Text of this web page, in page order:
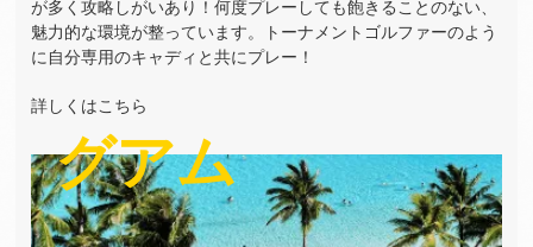
が多く攻略しがいあり！何度プレーしても飽きることのない、
魅力的な環境が整っています。トーナメントゴルファーのよう
に自分専用のキャディと共にプレー！
詳しくはこちら
グアム